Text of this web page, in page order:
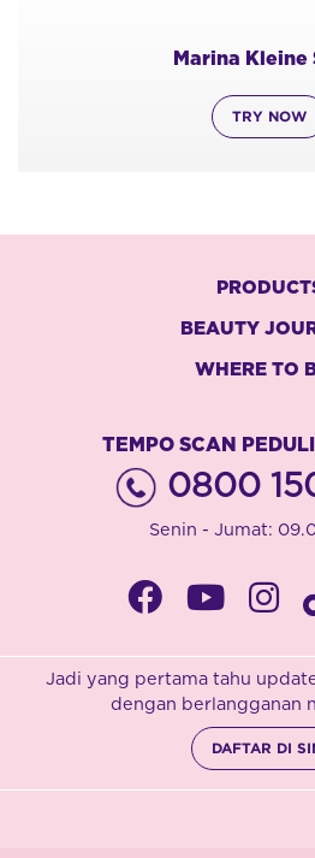
Marina Kleine
TRY NOW
BEAUTY
WHERE TO
TEMPO SCAN
0800
Senin - Jumat:
Jadi yang pertama tahu
dengan berlangganan
DAFTAR DI